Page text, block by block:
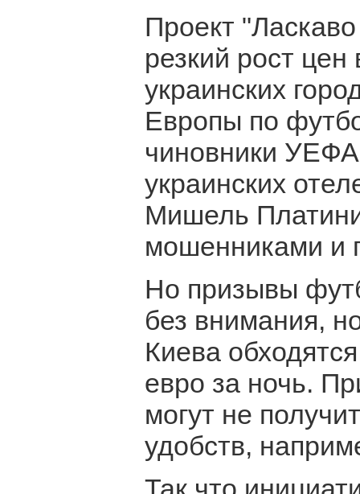
Проект
резкий рост
украинских
Европы по
чиновники
украинских
Мишель
мошенниками и
Но призывы
без внимания,
Киева
евро за ночь.
могут не
удобств,